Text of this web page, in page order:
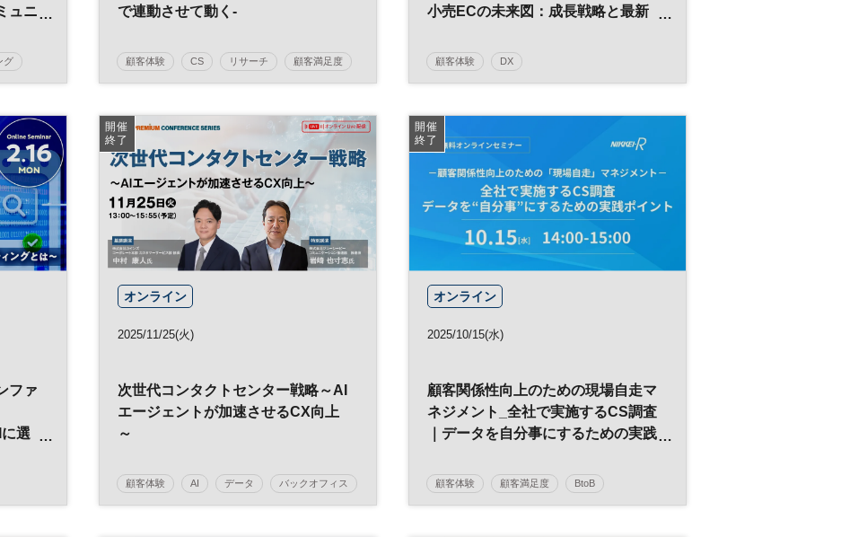
ュニ
ン
グ
リー
で連動させて動く-
顧客体験 CS リサーチ 顧客満足度
小売ECの未来図：成長戦略と最新
顧客体験 DX
プレミアム・カンファレンス・シリーズ
ファ
選
開催
終了
オンライン
2025/11/25(火)
次世代コンタクトセンター戦略～AI
エージェントが加速させるCX向上
～
顧客体験 AI データ バックオフィス
開催
終了
オンライン
2025/10/15(水)
顧客関係性向上のための現場自走マ
ネジメント_全社で実施するCS調査
｜データを自分事にするための実践
顧客体験 顧客満足度 BtoB